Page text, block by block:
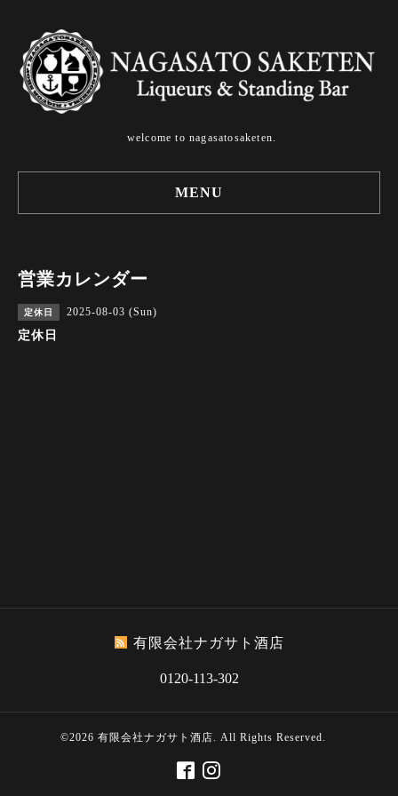
welcome to nagasatosaketen.
MENU
営業カレンダー
定休日 2025-08-03 (Sun)
定休日
有限会社ナガサト酒店
0120-113-302
©2026 有限会社ナガサト酒店. All Rights Reserved.